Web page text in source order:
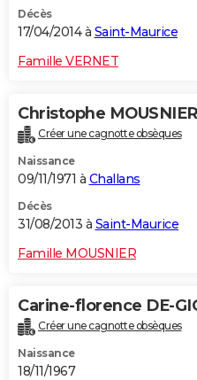
Décès
17/04/2014 à Saint-Maurice
Famille VERNET
Christophe MOUSNIER
Créer une cagnotte obsèques
Naissance
09/11/1971 à Challans
Décès
31/08/2013 à Saint-Maurice
Famille MOUSNIER
Carine-florence DE-
Créer une cagnotte obsèques
Naissance
18/11/1967